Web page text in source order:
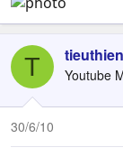
T Youtube
30/6/10